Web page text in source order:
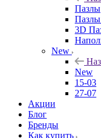
Пазлы
3D
New
New
15-03
27-07
Акции
Блог
Бренды
Как купить